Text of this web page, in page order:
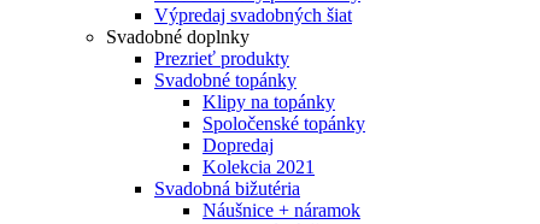
Výpredaj svadobných šiat
Svadobné doplnky
Prezrieť produkty
Svadobné topánky
Klipy na topánky
Spoločenské topánky
Dopredaj
Kolekcia 2021
Svadobná bižutéria
Náušnice + náramok